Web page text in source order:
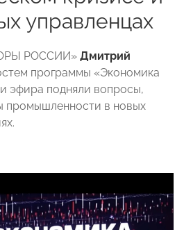
управленцах
РОССИИ» Дмитрий
программы «Экономика
эфира подняли вопросы,
промышленности в новых